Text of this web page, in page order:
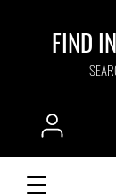
FIND